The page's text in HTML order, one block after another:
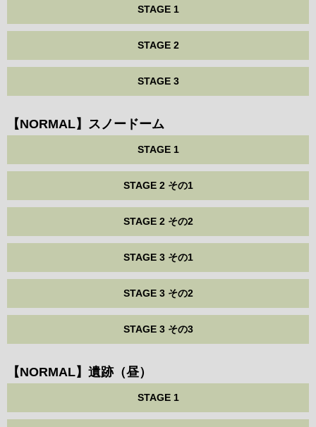
STAGE 1
STAGE 2
STAGE 3
【NORMAL】スノードーム
STAGE 1
STAGE 2 その1
STAGE 2 その2
STAGE 3 その1
STAGE 3 その2
STAGE 3 その3
【NORMAL】遺跡（昼）
STAGE 1